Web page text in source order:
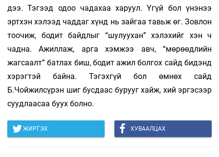
дээ. Тэгээд одоо чадахаа харуул. Үгүй бол үнэнээ
эртхэн хэлээд чаддаг хүнд нь зайгаа тавьж өг. Зовлон
тоочиж, бодит байдлыг “шулуухан” хэлэхийг хэн ч
чадна. Ажиллаж, арга хэмжээ авч, “мөрөөдлийн
жагсаалт” батлах биш, бодит ажил болгох сайд бидэнд
хэрэгтэй байна. Тэгэхгүй бол өмнөх сайд
Б.Чойжилсүрэн шиг бусдаас бурууг хайж, хий эргэсээр
суудлаасаа буух болно.
ЖИРГЭХ ХУВААЛЦАХ